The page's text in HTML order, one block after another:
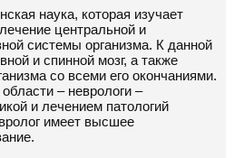
наука, которая изучает
центральной и
системы организма. К данной
и спинной мозг, а также
со всеми его окончаниями.
– неврологи –
и лечением патологий
имеет высшее